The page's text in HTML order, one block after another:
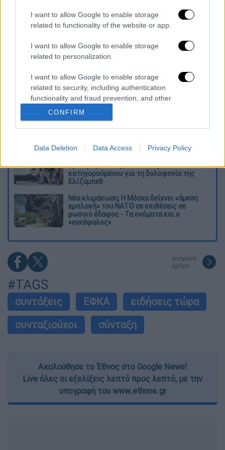
I want to allow Google to enable storage
related to functionality of the website or app.
I want to allow Google to enable storage
related to personalization.
I want to allow Google to enable storage
related to security, including authentication
functionality and fraud prevention, and other
user protection.
CONFIRM
Data Deletion Data Access Privacy Policy
ΔΗΜΟΣΙΟ που ο ΑΜΚΑ τους τελειώνει
Διαβάστε ακόμη
Βοιωτία: Κλείνει το αιολικό πάρκο από
όπου ξεκίνησε η φωτιά - Στο στόχαστρο
όλα τα έργα του συλληφθέντα δημάρχου
Σοκαριστικό βίντεο από το τροχαίο στις
Σέρρες που σκοτώθηκαν μητέρα και γιος:
προσφυγικό ταξίδι του 26χρονου
κατηγορούμενου για τη δολοφονία της
Ελίζαμπεθ
Νέα κλιμάκωση: Η Μόσχα δείχνει «άμεση
εμπλοκή» του ΝΑΤΟ σε επιθέσεις σε
ρωσικό έδαφος - Τα ονόματα και ο
«εγκέφαλος»
επόμενο
άρθρο
#TAGS
συντάξεις ΕΦΚΑ
ειδήσεις τώρα
συνταξιούχοι
σύνταξη
Ακολούθησε το Έθνος στο Google News!
Live όλες οι εξελίξεις λεπτό προς λεπτό, με την
υπογραφή του www.ethnos.gr